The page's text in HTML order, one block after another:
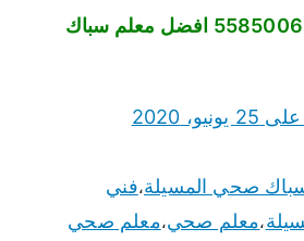
فني صحي المسيلة 55850065 افضل معلم سباك
على 25 يونيو، 2020
صحي المسيلة،فني
،معلم صحي،معلم صحي